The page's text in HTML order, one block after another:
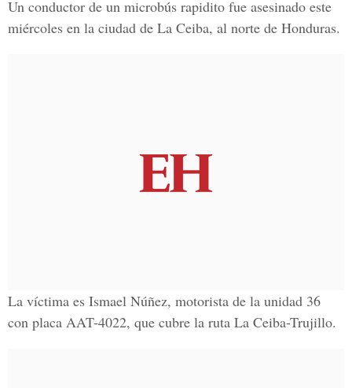
Un conductor de un microbús rapidito fue asesinado este
miércoles en la ciudad de La Ceiba, al norte de Honduras.
La víctima es Ismael Núñez, motorista de la unidad 36
con placa AAT-4022, que cubre la ruta La Ceiba-Trujillo.